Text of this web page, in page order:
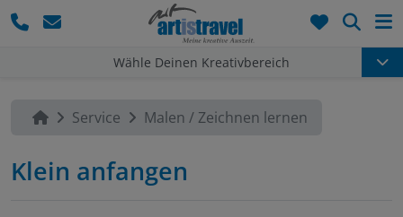
Wähle Deinen Kreativbereich
Service Malen / Zeichnen lernen
Klein anfangen